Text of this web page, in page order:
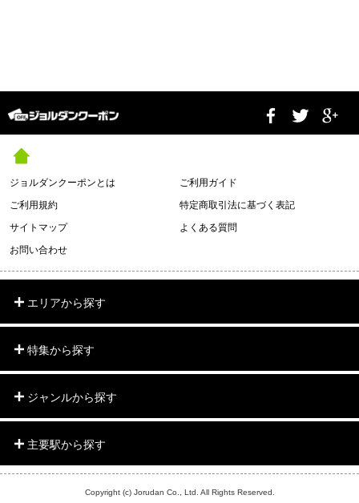
ジョルダンクーポンとは
ご利用ガイド
ご利用規約
特定商取引法に基づく表記
サイトマップ
よくある質問
お問い合わせ
エリアから探す
特集から探す
ジャンルから探す
主要駅から探す
Copyright (c) Jorudan Co., Ltd. All Rights Reserved.